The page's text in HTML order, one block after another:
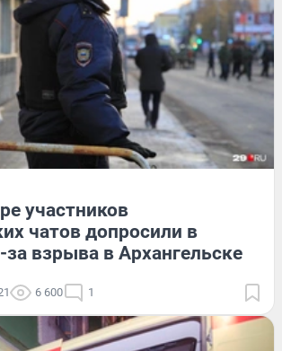
участников
чатов допросили в
взрыва в Архангельске
6 600 1